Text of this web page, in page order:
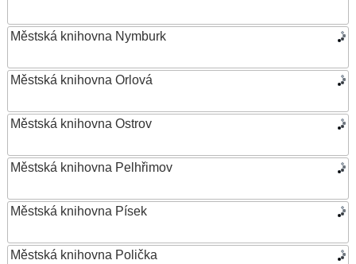
Městská knihovna Nymburk
Městská knihovna Orlová
Městská knihovna Ostrov
Městská knihovna Pelhřimov
Městská knihovna Písek
Městská knihovna Polička